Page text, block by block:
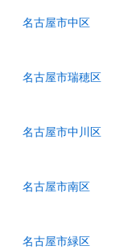
名古屋市中区
名古屋市瑞穂区
名古屋市中川区
名古屋市南区
名古屋市緑区